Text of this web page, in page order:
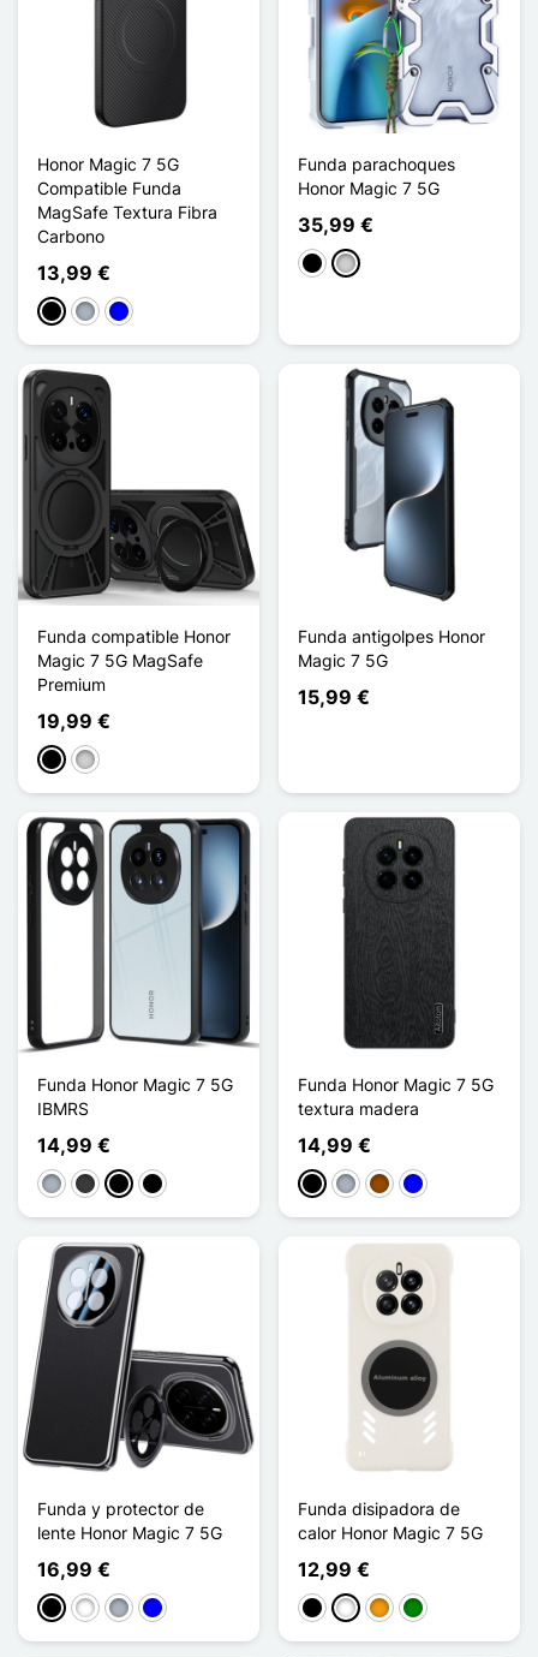
Honor Magic 7 5G
Compatible Funda
MagSafe Textura Fibra
Carbono
13,99 €
NegroGris Azul
Funda parachoques
Honor Magic 7 5G
35,99 €
NegroPlata
Funda compatible Honor
Magic 7 5G MagSafe
Premium
19,99 €
NegroPlata
Funda antigolpes Honor
Magic 7 5G
15,99 €
Funda Honor Magic 7 5G
IBMRS
14,99 €
Gris Gris oscuro
Noir Transparent
Noir Mat
Funda Honor Magic 7 5G
textura madera
14,99 €
NegroGris Marrón
Azul
Funda y protector de
lente Honor Magic 7 5G
16,99 €
NegroBlanco
Gris Azul
Funda disipadora de
calor Honor Magic 7 5G
12,99 €
NegroBlancoNaranja
Verde